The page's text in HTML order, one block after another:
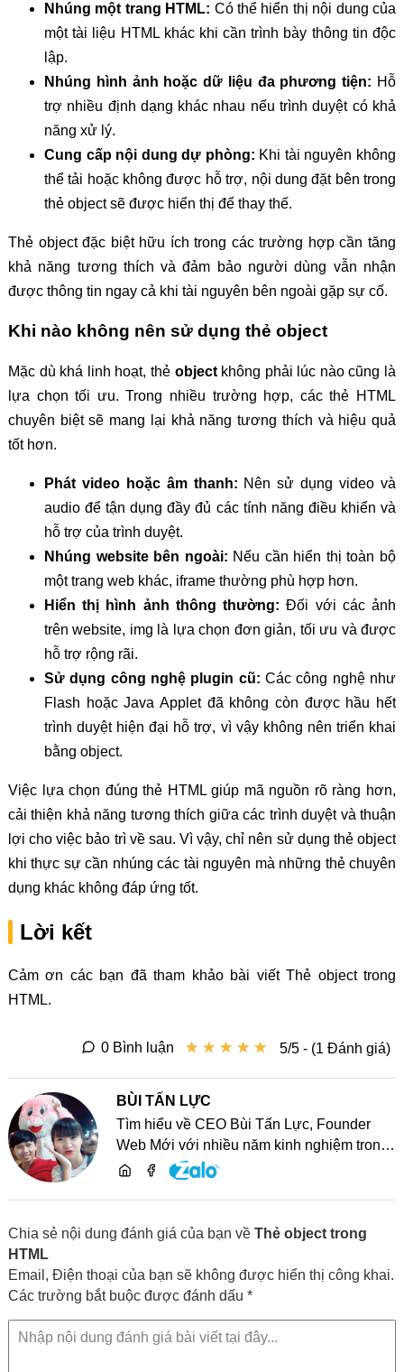
Nhúng một trang HTML: Có thể hiển thị nội dung của
một tài liệu HTML khác khi cần trình bày thông tin độc
lập.
Nhúng hình ảnh hoặc dữ liệu đa phương tiện: Hỗ
trợ nhiều định dạng khác nhau nếu trình duyệt có khả
năng xử lý.
Cung cấp nội dung dự phòng: Khi tài nguyên không
thể tải hoặc không được hỗ trợ, nội dung đặt bên trong
thẻ object sẽ được hiển thị để thay thế.
Thẻ object đặc biệt hữu ích trong các trường hợp cần tăng
khả năng tương thích và đảm bảo người dùng vẫn nhận
được thông tin ngay cả khi tài nguyên bên ngoài gặp sự cố.
Khi nào không nên sử dụng thẻ object
Mặc dù khá linh hoạt, thẻ objectkhông phải lúc nào cũng là
lựa chọn tối ưu. Trong nhiều trường hợp, các thẻ HTML
chuyên biệt sẽ mang lại khả năng tương thích và hiệu quả
tốt hơn.
Phát video hoặc âm thanh: Nên sử dụng video và
audio để tận dụng đầy đủ các tính năng điều khiển và
hỗ trợ của trình duyệt.
Nhúng website bên ngoài: Nếu cần hiển thị toàn bộ
một trang web khác, iframe thường phù hợp hơn.
Hiển thị hình ảnh thông thường: Đối với các ảnh
trên website, img là lựa chọn đơn giản, tối ưu và được
hỗ trợ rộng rãi.
Sử dụng công nghệ plugin cũ: Các công nghệ như
Flash hoặc Java Applet đã không còn được hầu hết
trình duyệt hiện đại hỗ trợ, vì vậy không nên triển khai
bằng object.
Việc lựa chọn đúng thẻ HTML giúp mã nguồn rõ ràng hơn,
cải thiện khả năng tương thích giữa các trình duyệt và thuận
lợi cho việc bảo trì về sau. Vì vậy, chỉ nên sử dụng thẻ object
khi thực sự cần nhúng các tài nguyên mà những thẻ chuyên
dụng khác không đáp ứng tốt.
Lời kết
Cảm ơn các bạn đã tham khảo bài viết Thẻ object trong
HTML.
★ ★ ★ ★ ★
★ ★ ★ ★ ★ 5/5 - (1 Đánh giá)
0 Bình luận
BÙI TẤN LỰC
Tìm hiểu về CEO Bùi Tấn Lực, Founder
Web Mới với nhiều năm kinh nghiệm trong
lĩnh vực phát triển website, SEO và chia sẻ
Chia sẻ nội dung đánh giá của bạn về Thẻ object trong
HTML
Email, Điện thoại của bạn sẽ không được hiển thị công khai.
Các trường bắt buộc được đánh dấu *